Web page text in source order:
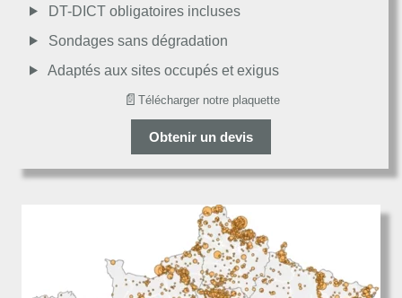
Décevant
DT-DICT obligatoires incluses
Sondages sans dégradation
Adaptés aux sites occupés et exigus
📄 Télécharger notre plaquette
Obtenir un devis